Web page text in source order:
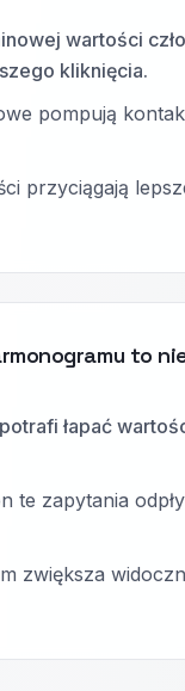
wartości
kliknięcia.
pompują
przyciągają
to
łapać
te zapytania
zwiększa